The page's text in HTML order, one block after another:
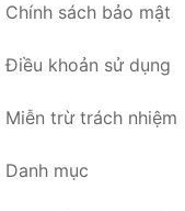
Chính sách bảo mật
Điều khoản sử dụng
Miễn trừ trách nhiệm
Danh mục